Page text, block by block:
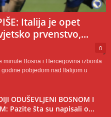
Italija je opet
prvenstvo,...
0
minute Bosna i Hercegovina izborila
pobjedom nad Italijom u
ODUŠEVLJENI BOSNOM I
Pazite šta su napisali o...